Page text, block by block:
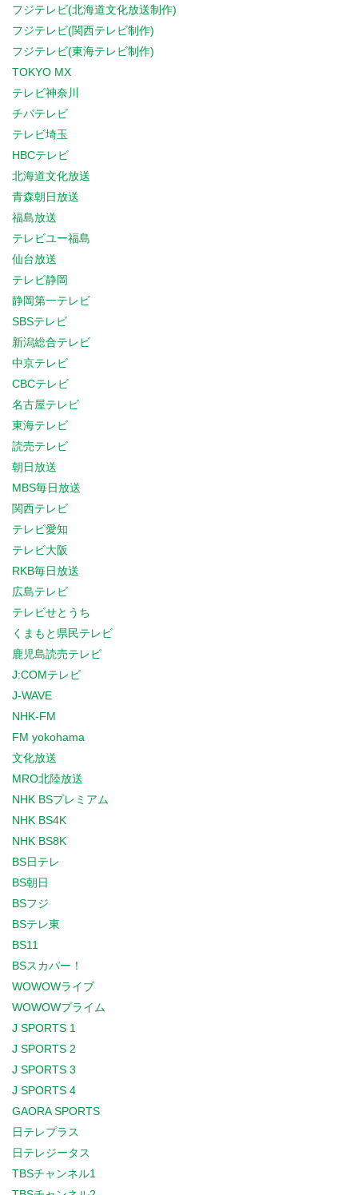
フジテレビ(北海道文化放送制作)
フジテレビ(関西テレビ制作)
フジテレビ(東海テレビ制作)
TOKYO MX
テレビ神奈川
チバテレビ
テレビ埼玉
HBCテレビ
北海道文化放送
青森朝日放送
福島放送
テレビユー福島
仙台放送
テレビ静岡
静岡第一テレビ
SBSテレビ
新潟総合テレビ
中京テレビ
CBCテレビ
名古屋テレビ
東海テレビ
読売テレビ
朝日放送
MBS毎日放送
関西テレビ
テレビ愛知
テレビ大阪
RKB毎日放送
広島テレビ
テレビせとうち
くまもと県民テレビ
鹿児島読売テレビ
J:COMテレビ
J-WAVE
NHK-FM
FM yokohama
文化放送
MRO北陸放送
NHK BSプレミアム
NHK BS4K
NHK BS8K
BS日テレ
BS朝日
BSフジ
BSテレ東
BS11
BSスカパー！
WOWOWライブ
WOWOWプライム
J SPORTS 1
J SPORTS 2
J SPORTS 3
J SPORTS 4
GAORA SPORTS
日テレプラス
日テレジータス
TBSチャンネル1